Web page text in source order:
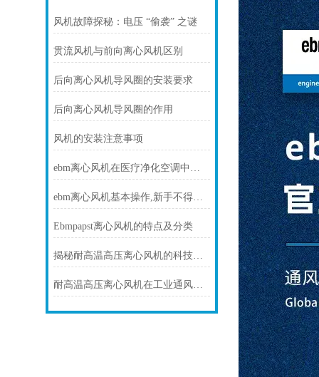
风机故障探秘：电压 “偷袭” 之谜
贯流风机与前向离心风机区别
后向离心风机导风圈的安装要求
后向离心风机导风圈的作用
风机的安装注意事项
ebm离心风机在医疗净化空调中的静音与洁净优势
ebm离心风机基本操作,新手不得不看
Ebmpapst离心风机的特点及分类
揭秘耐高温高压离心风机的科技力量！
耐高温高压离心风机在工业通风方面发挥着重要作用